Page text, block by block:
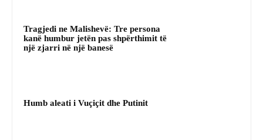
Tragjedi ne Malishevë: Tre persona
kanë humbur jetën pas shpërthimit të
një zjarri në një banesë
Humb aleati i Vuçiçit dhe Putinit